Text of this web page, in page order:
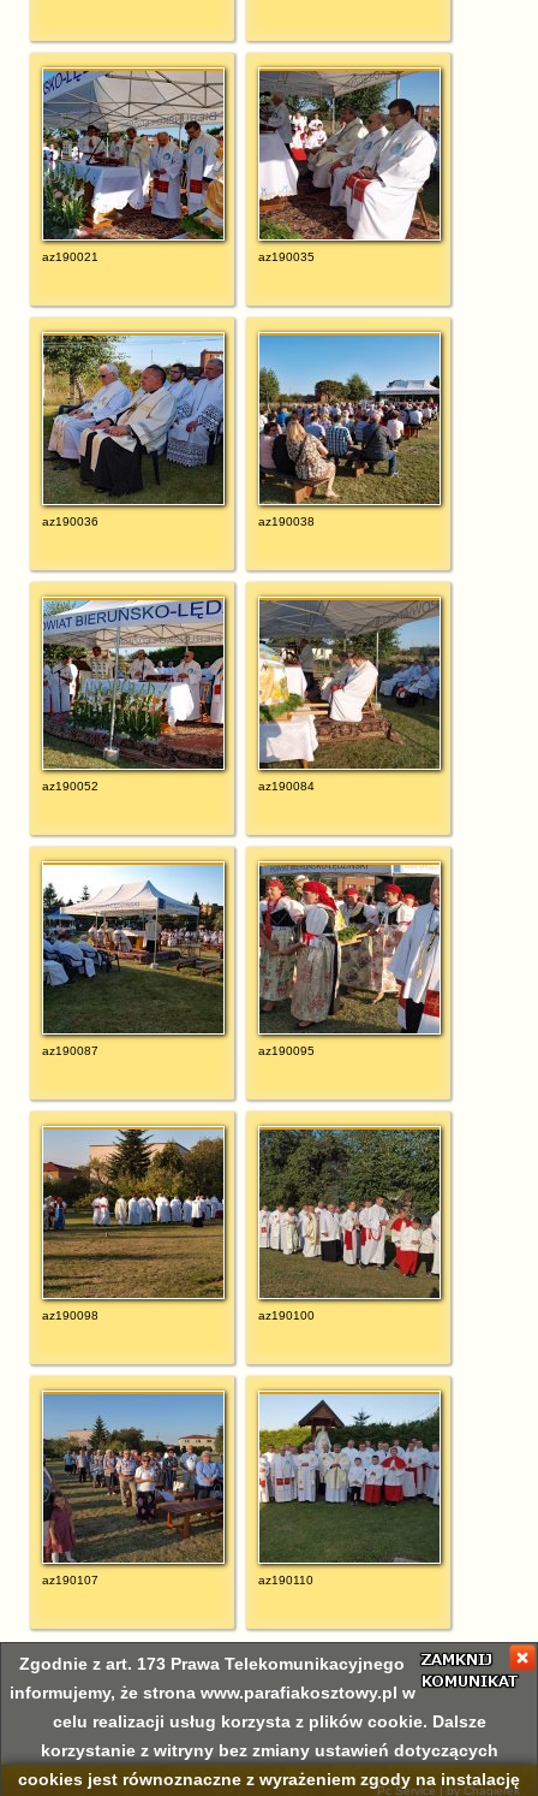
az190021 az190035
az190036 az190038
az190052 az190084
az190087 az190095
az190098 az190100
az190107 az190110
Pc Service | by Chaqierek
Zgodnie z art. 173 Prawa Telekomunikacyjnego
informujemy, że strona www.parafiakosztowy.pl w
celu realizacji usług korzysta z plików cookie. Dalsze
korzystanie z witryny bez zmiany ustawień dotyczących
cookies jest równoznaczne z wyrażeniem zgody na instalację